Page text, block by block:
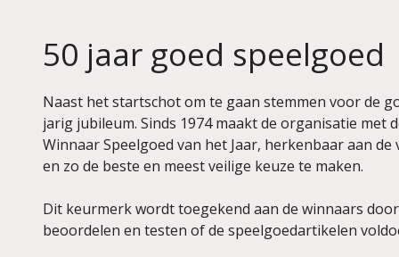
50 jaar goed speelgoed
Naast het startschot om te gaan stemmen voor de
jarig jubileum. Sinds 1974 maakt de organisatie met
Winnaar Speelgoed van het Jaar, herkenbaar aan
en zo de beste en meest veilige keuze te maken.
Dit keurmerk wordt toegekend aan de winnaars
beoordelen en testen of de speelgoedartikelen